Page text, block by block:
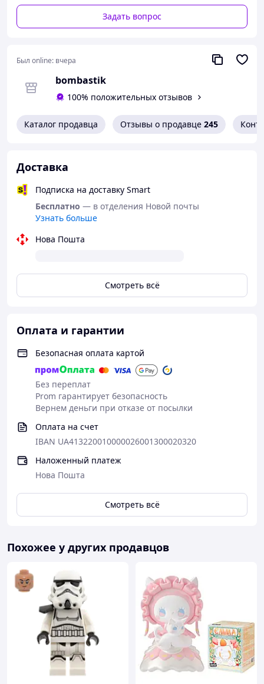
Задать вопрос
Был online: вчера
bombastik
100% положительных отзывов
Каталог продавца Отзывы о продавце 245
Доставка
Подписка на доставку Smart
Бесплатно — в отделения Новой почты
Узнать больше
Нова Пошта
Смотреть всё
Оплата и гарантии
Безопасная оплата картой
Без переплат
Prom гарантирует безопасность
Вернем деньги при отказе от посылки
Оплата на счет
IBAN UA413220010000026001300020320
Наложенный платеж
Нова Пошта
Смотреть всё
Похожее у других продавцов